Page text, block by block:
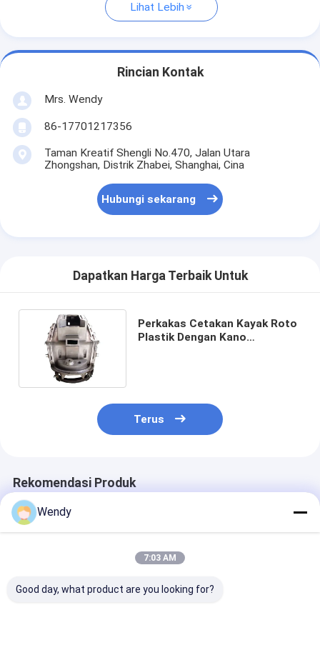
Lihat Lebih
Rincian Kontak
Mrs. Wendy
86-17701217356
Taman Kreatif Shengli No.470, Jalan Utara
Zhongshan, Distrik Zhabei, Shanghai, Cina
Hubungi sekarang
Dapatkan Harga Terbaik Untuk
Perkakas Cetakan Kayak Roto
Plastik Dengan Kano
Terus
Rekomendasi Produk
Wendy
7:03 AM
Good day, what product are you looking for?